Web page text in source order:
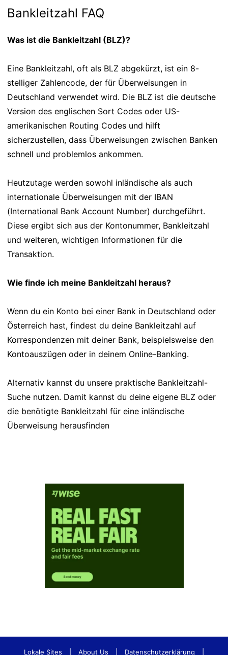
Bankleitzahl FAQ
Was ist die Bankleitzahl (BLZ)?
Eine Bankleitzahl, oft als BLZ abgekürzt, ist ein 8-
stelliger Zahlencode, der für Überweisungen in
Deutschland verwendet wird. Die BLZ ist die deutsche
Version des englischen Sort Codes oder US-
amerikanischen Routing Codes und hilft
sicherzustellen, dass Überweisungen zwischen Banken
schnell und problemlos ankommen.
Heutzutage werden sowohl inländische als auch
internationale Überweisungen mit der IBAN
(International Bank Account Number) durchgeführt.
Diese ergibt sich aus der Kontonummer, Bankleitzahl
und weiteren, wichtigen Informationen für die
Transaktion.
Wie finde ich meine Bankleitzahl heraus?
Wenn du ein Konto bei einer Bank in Deutschland oder
Österreich hast, findest du deine Bankleitzahl auf
Korrespondenzen mit deiner Bank, beispielsweise den
Kontoauszügen oder in deinem Online-Banking.
Alternativ kannst du unsere praktische Bankleitzahl-
Suche nutzen. Damit kannst du deine eigene BLZ oder
die benötigte Bankleitzahl für eine inländische
Überweisung herausfinden
Lokale Sites About Us Datenschutzerklärung